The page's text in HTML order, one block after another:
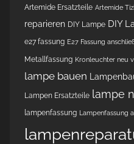
Artemide Ersatzteile Artemide
reparieren DIY Lampe DIY
e27 fassung E27 Fassung
Metallfassung Kronleuchter neu
lampe bauen
Lampen Ersatzteile lampe
lampenfassung Lampenfassung